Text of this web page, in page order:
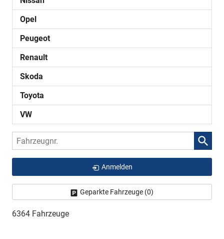
Opel
Peugeot
Renault
Skoda
Toyota
VW
Fahrzeugnr.
Anmelden
Geparkte Fahrzeuge (0)
6364 Fahrzeuge